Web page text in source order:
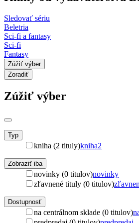
Sledovať sériu
Beletria
Sci-fi a fantasy
Sci-fi
Fantasy
Zúžiť výber
Zoradiť
Zúžiť výber
Typ
kniha (2 tituly)kniha2
Zobraziť iba
novinky (0 titulov)novinky
zľavnené tituly (0 titulov)
Dostupnosť
na centrálnom sklade (0 titulov)